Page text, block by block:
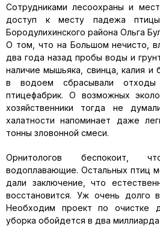
Сотрудниками лесоохраны и
доступ к месту падежа
Бородулихинского района Ольга
О том, что на Большом нечисто,
два года назад пробы воды и
наличие мышьяка, свинца, калия и
в водоем сбрасывали
птицефабрик. О возможных
хозяйственники тогда не
халатности напоминает даже
тонны зловонной смеси.
Орнитологов беспокоит,
водоплавающие. Остальных птиц
дали заключение, что
восстановится. Уж очень долго
Необходим проект по очистке
уборка обойдется в два миллиарда